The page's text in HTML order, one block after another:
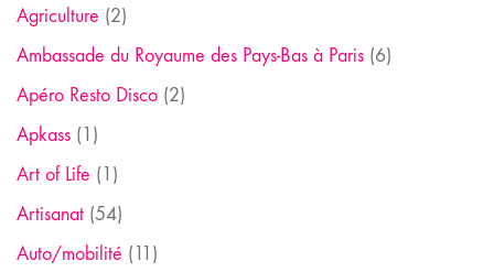
Agriculture (2)
Ambassade du Royaume des Pays-Bas à Paris (6)
Apéro Resto Disco (2)
Apkass (1)
Art of Life (1)
Artisanat (54)
Auto/mobilité (11)